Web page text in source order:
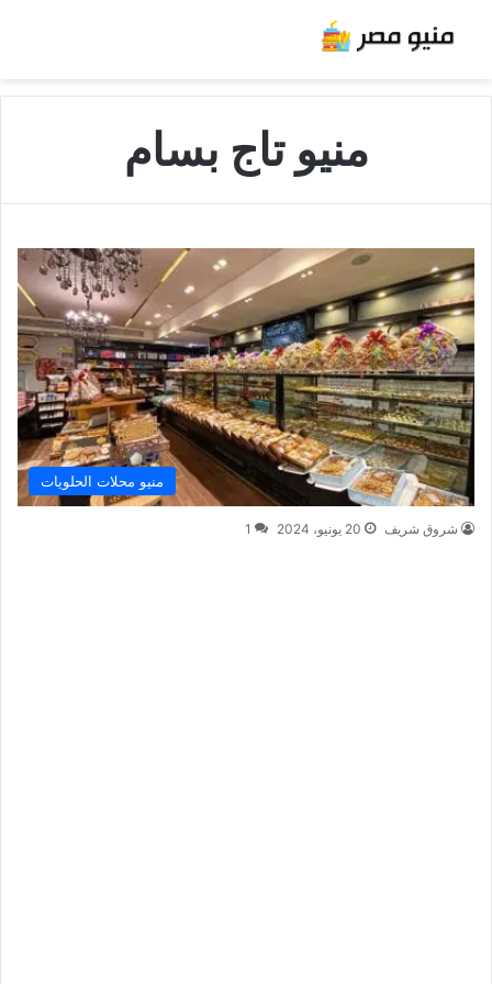
منيو تاج بسام
منيو محلات الحلويات
شروق شريف 20 يونيو، 2024 1